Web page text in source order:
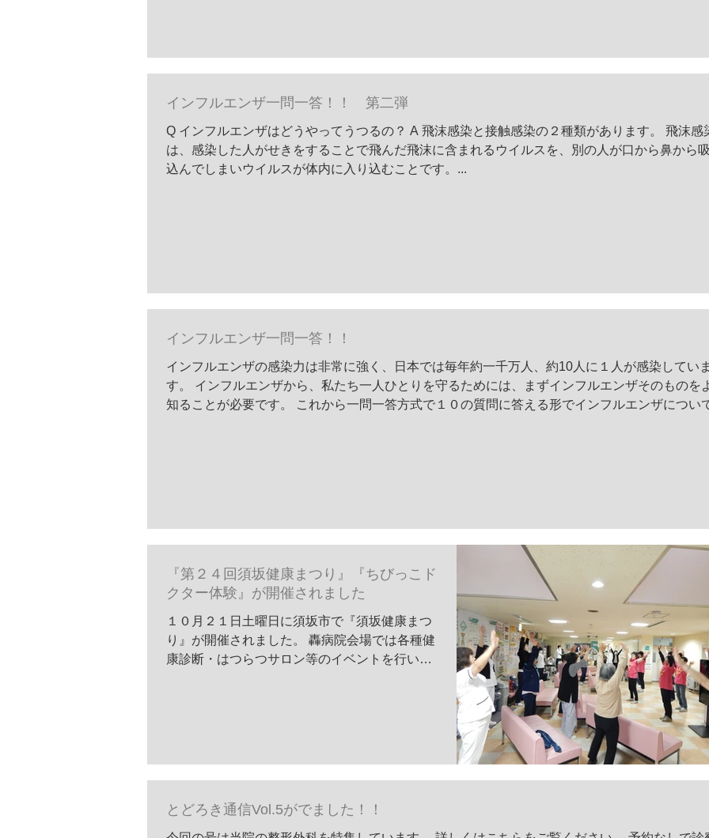
インフルエンザ一問一答！！ 第二弾
Q インフルエンザはどうやってうつるの？ A 飛沫感染と接触感染の２種類があります。 飛沫感
は、感染した人がせきをすることで飛んだ飛沫に含まれるウイルスを、別の人が口から鼻から
込んでしまいウイルスが体内に入り込むことです。...
インフルエンザ一問一答！！
インフルエンザの感染力は非常に強く、日本では毎年約一千万人、約10人に１人が感染してい
す。 インフルエンザから、私たち一人ひとりを守るためには、まずインフルエンザそのものを
知ることが必要です。 これから一問一答方式で１０の質問に答える形でインフルエンザについ
『第２４回須坂健康まつり』『ちびっこド
クター体験』が開催されました
１０月２１日土曜日に須坂市で『須坂健康まつ
り』が開催されました。 轟病院会場では各種健
康診断・はつらつサロン等のイベントを行いま
とどろき通信Vol.5がでました！！